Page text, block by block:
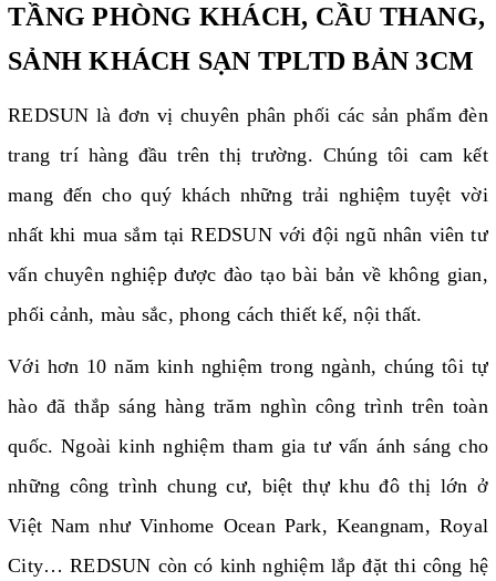
TẦNG PHÒNG KHÁCH, CẦU THANG,
SẢNH KHÁCH SẠN TPLTD BẢN 3CM
REDSUN là đơn vị chuyên phân phối các sản phẩm đèn
trang trí hàng đầu trên thị trường. Chúng tôi cam kết
mang đến cho quý khách những trải nghiệm tuyệt vời
nhất khi mua sắm tại REDSUN với đội ngũ nhân viên tư
vấn chuyên nghiệp được đào tạo bài bản về không gian,
phối cảnh, màu sắc, phong cách thiết kế, nội thất.
Với hơn 10 năm kinh nghiệm trong ngành, chúng tôi tự
hào đã thắp sáng hàng trăm nghìn công trình trên toàn
quốc. Ngoài kinh nghiệm tham gia tư vấn ánh sáng cho
những công trình chung cư, biệt thự khu đô thị lớn ở
Việt Nam như Vinhome Ocean Park, Keangnam, Royal
City… REDSUN còn có kinh nghiệm lắp đặt thi công hệ